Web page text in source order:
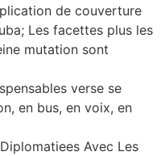
de couverture
Les facettes plus les
mutation sont
verse se
en bus, en voix, en
Avec Les